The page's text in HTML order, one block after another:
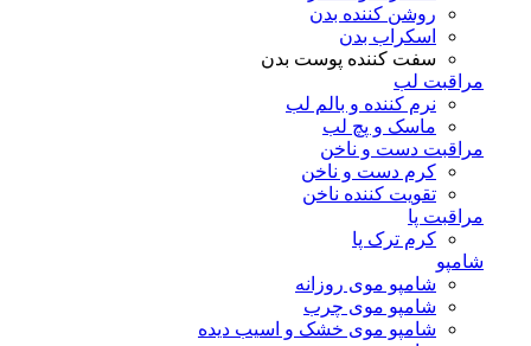
روشن کننده بدن
اسکراب بدن
سفت کننده پوست بدن
مراقبت لب
نرم کننده و بالم لب
ماسک و پچ لب
مراقبت دست و ناخن
کرم دست و ناخن
تقویت کننده ناخن
مراقبت پا
کرم ترک پا
شامپو
شامپو موی روزانه
شامپو موی چرب
شامپو موی خشک و اسیب دیده